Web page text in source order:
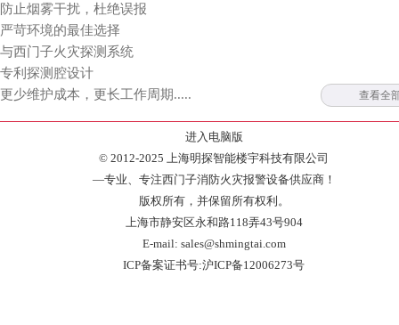
防止烟雾干扰，杜绝误报
严苛环境的最佳选择
与西门子火灾探测系统
专利探测腔设计
更少维护成本，更长工作周期.....
查看全
进入电脑版
© 2012-2025 上海明探智能楼宇科技有限公司
—专业、专注西门子消防火灾报警设备供应商！
版权所有，并保留所有权利。
上海市静安区永和路118弄43号904
E-mail: sales@shmingtai.com
ICP备案证书号:沪ICP备12006273号